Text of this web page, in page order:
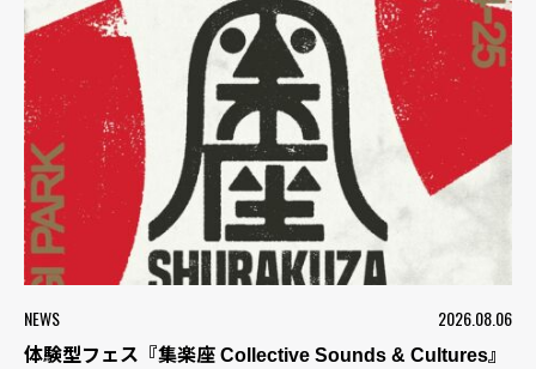
NEWS 2026.08.06
体験型フェス『集楽座 Collective Sounds & Cultures』